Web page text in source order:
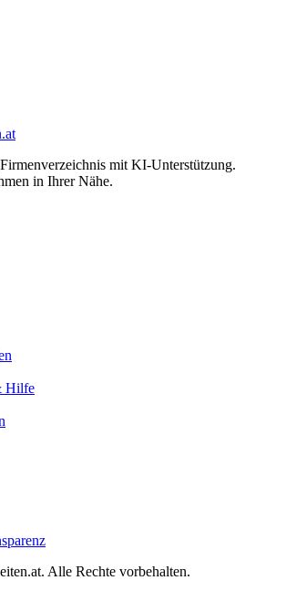
mit KI-Unterstützung.
in Ihrer Nähe.
Hilfe
. Alle Rechte vorbehalten.